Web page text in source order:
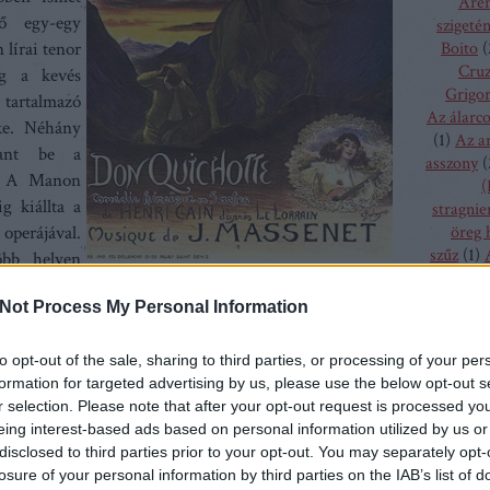
Process My Personal Information
opt-out of the sale, sharing to third parties, or processing of your
for targeted advertising by us, please use the below opt-out
selection. Please note that after your opt-out request is processed
interest-based ads based on personal information utilized by us
to third parties prior to your opt-out. You may separately
of your personal information by third parties on the IAB’s list of
egy-egy
lírai tenor
a kevés
Néhány
be a
Manon
kiállta a
helyen
mint
készült Thais - egy alexandriai kurtizán és az őt
–
vagy a szerepben idén bemutatkozott Plácido
időnként a Hamupipőke szépséges dallamai is
banSamuel RameynekésFerruccio Furlanettonak
aCidet Roberto Alalgnatűzte repertoárjára nemrég.
a teljes életművet rögzítették. Érdemes olykor
szigetén
Boito (
Cruz
Az
(1) Az
asszony (
öreg
szűz (1)
A